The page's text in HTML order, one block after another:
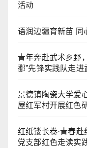
活动
语润边疆育新苗 同
青年奔赴武术乡野
鄱”先锋实践队走
景德镇陶瓷大学爱
屋红军村开展红色
红纸镂长卷·青春
党支部红色走读实